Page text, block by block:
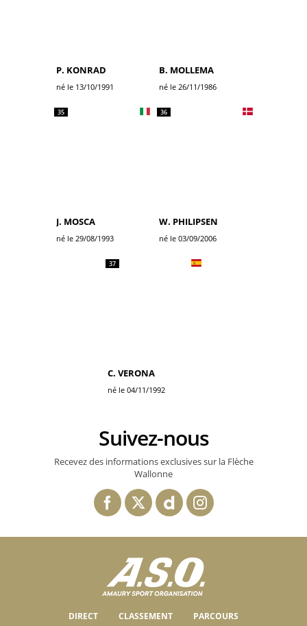
P. KONRAD
né le 13/10/1991
B. MOLLEMA
né le 26/11/1986
35
J. MOSCA
né le 29/08/1993
36
W. PHILIPSEN
né le 03/09/2006
37
C. VERONA
né le 04/11/1992
Suivez-nous
Recevez des informations exclusives sur la Flèche
Wallonne
DIRECT CLASSEMENT PARCOURS